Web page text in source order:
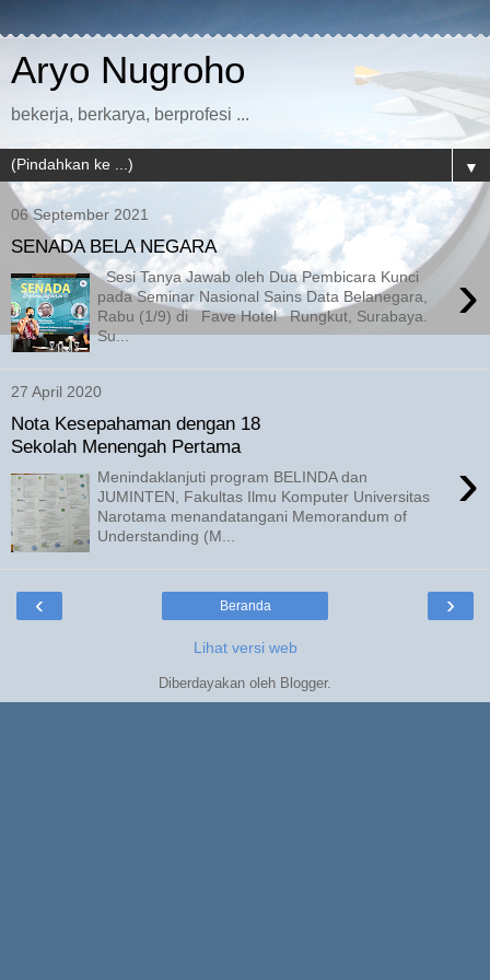
Aryo Nugroho
bekerja, berkarya, berprofesi ...
▼
06 September 2021
SENADA BELA NEGARA
›
Sesi Tanya Jawab oleh Dua Pembicara Kunci
pada Seminar Nasional Sains Data Belanegara,
Rabu (1/9) di Fave Hotel Rungkut, Surabaya.
Su...
27 April 2020
Nota Kesepahaman dengan 18
Sekolah Menengah Pertama
›
Menindaklanjuti program BELINDA dan
JUMINTEN, Fakultas Ilmu Komputer Universitas
Narotama menandatangani Memorandum of
Understanding (M...
‹ ›
Beranda
Lihat versi web
Diberdayakan oleh Blogger.